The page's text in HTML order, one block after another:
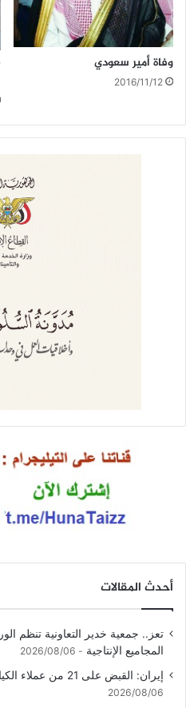
وفاة أمير سعودي
2016/11/12
أحدث المقالات
تعز.. جمعية خدير التعاونية تنظم
المجاميع الإنتاجية
2026/08/06
إيران: القبض على 21 من عملاء الكيان الصهيوني في محافظة كرمان
2026/08/06